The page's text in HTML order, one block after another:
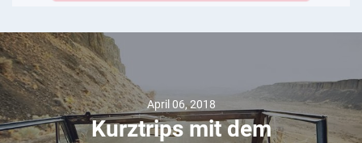
April 06, 2018
Kurztrips mit dem